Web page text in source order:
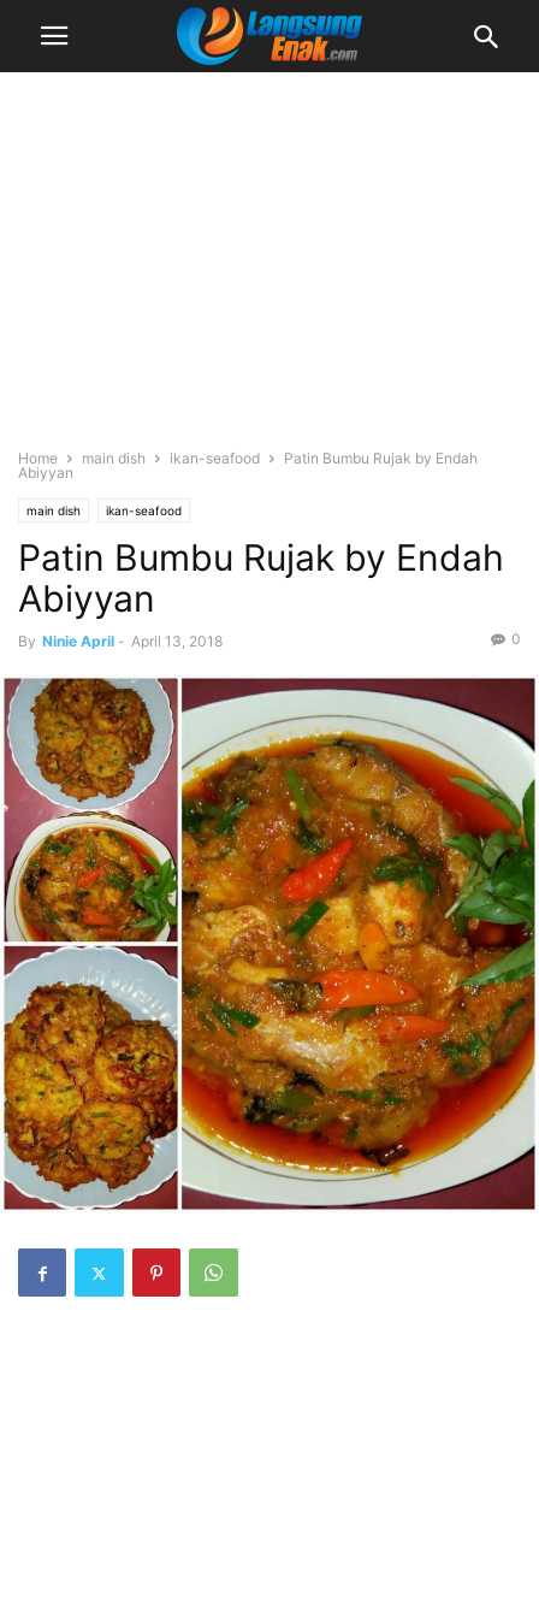
Home main dish ikan-seafood
Patin Bumbu Rujak by Endah
Abiyyan
main dish ikan-seafood
Patin Bumbu Rujak by Endah
Abiyyan
By Ninie April - April 13, 2018 0